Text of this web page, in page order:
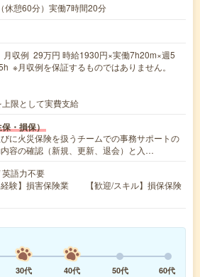
休憩60分）実働7時間20分
収例 29万円 時給1930円×実働7h20m×週5
※月収例を保証するものではありません。
限として実費支給
・損保）
に火災保険を扱うチームでの事務サポートの
容の確認（新規、更新、退会）と入…
英語力不要
経験】損害保険業 【歓迎/スキル】損保保険
30代 40代 50代
60代